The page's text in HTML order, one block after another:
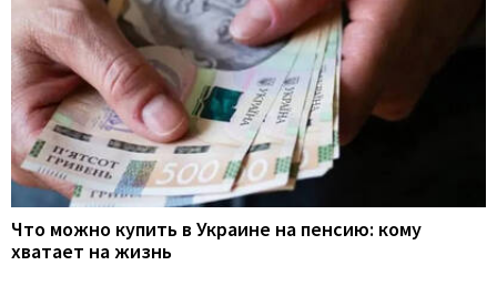
Что можно купить в Украине на пенсию: кому
хватает на жизнь